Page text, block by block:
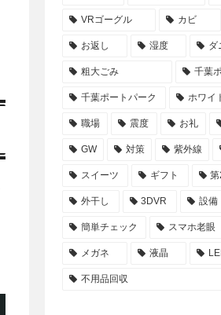
VRゴーグル カビ
お返し 湿度 ダ
粗大ごみ 千葉
千葉ポートパーク ホワイ
職場 震度 お礼
GW 対策 紫外線
スイーツ ギフト
外干し 3DVR 設備
簡単チェック スマホ老眼
メガネ 液晶
不用品回収